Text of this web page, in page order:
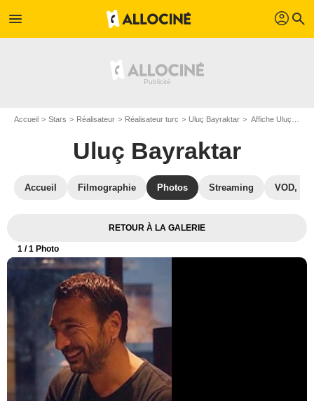
menu profil search
Accueil Stars Réalisateur Réalisateur turc Uluç Bayraktar Affiche Uluç Bayraktar
Uluç Bayraktar
Accueil Filmographie Photos Streaming VOD,
RETOUR À LA GALERIE
1 / 1 Photo